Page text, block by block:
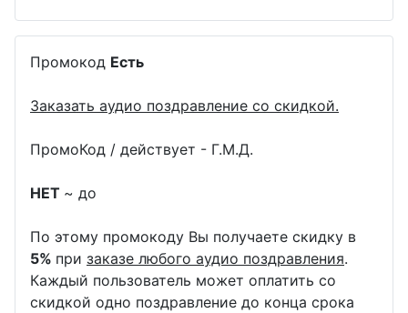
Промокод Есть
Заказать аудио поздравление со скидкой.
ПромоКод / действует - Г.М.Д.
НЕТ ~ до
По этому промокоду Вы получаете скидку в
5% при заказе любого аудио поздравления.
Каждый пользователь может оплатить со
скидкой одно поздравление до конца срока